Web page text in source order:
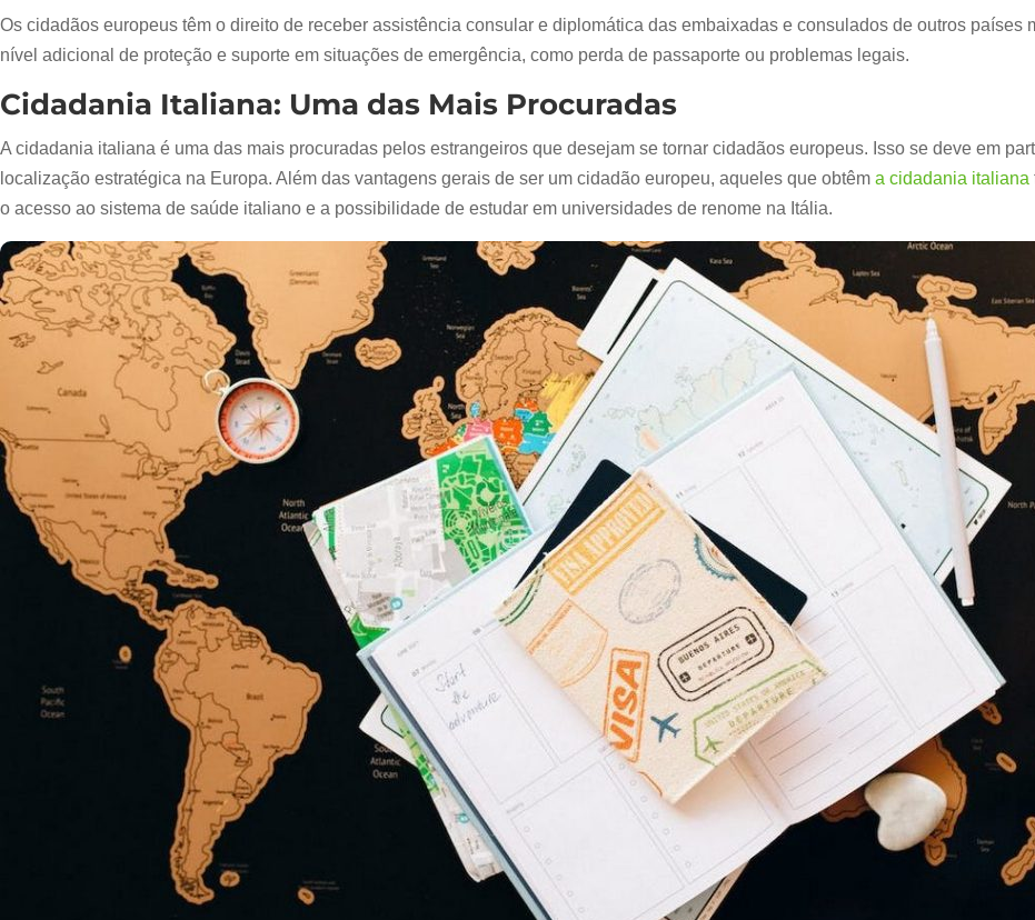
Os cidadãos europeus têm o direito de receber assistência consular e diplomática das embaixadas e consulados de outros países
nível adicional de proteção e suporte em situações de emergência, como perda de passaporte ou problemas legais.
Cidadania Italiana: Uma das Mais Procuradas
A cidadania italiana é uma das mais procuradas pelos estrangeiros que desejam se tornar cidadãos europeus. Isso se deve em
localização estratégica na Europa. Além das vantagens gerais de ser um cidadão europeu, aqueles que obtêm a cidadania italiana
o acesso ao sistema de saúde italiano e a possibilidade de estudar em universidades de renome na Itália.